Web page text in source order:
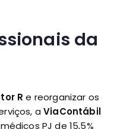
da
R e reorganizar os
aViaContábil
PJ de 15,5%